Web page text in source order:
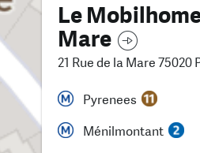
Le
Mare
21 Rue de la Mare 75020
Pyrenees
Ménilmontant